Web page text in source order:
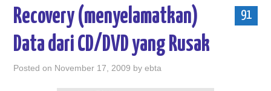
91
Recovery (menyelamatkan)
Data dari CD/DVD yang Rusak
Posted on November 17, 2009 byebta